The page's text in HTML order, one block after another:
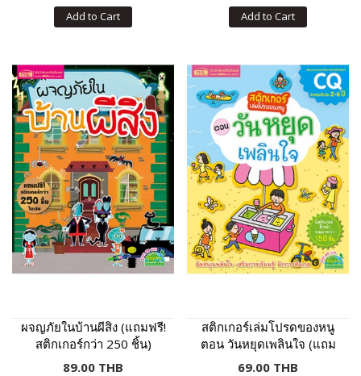
Add to Cart Add to Cart
ผจญภัยในบ้านผีสิง (แถมฟรี!
สติกเกอร์กว่า 250 ชิ้น)
89.00 THB
สติกเกอร์เล่มโปรดของหนู
ตอน วันหยุดเพลินใจ (แถม
ฟรี! สติกเกอร์กว่า 150 ชิ้น)
69.00 THB